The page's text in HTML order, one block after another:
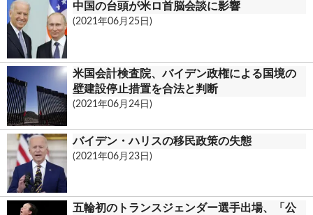
中国の台頭が米ロ首脳会談に影響
(2021年06月25日)
米国会計検査院、バイデン政権による国境の
壁建設停止措置を合法と判断
(2021年06月24日)
バイデン・ハリスの移民政策の失態
(2021年06月23日)
五輪初のトランスジェンダー選手出場、「公